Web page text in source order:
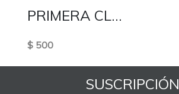
PRIMERA CLASICA
$ 500
SUSCRIPCIÓN